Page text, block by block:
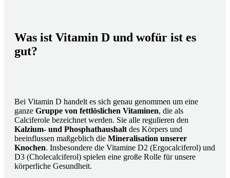
Was ist Vitamin D und wofür ist es
gut?
Bei Vitamin D handelt es sich genau genommen um eine
ganze Gruppe von fettlöslichen Vitaminen, die als
Calciferole bezeichnet werden. Sie alle regulieren den
Kalzium- und Phosphathaushalt des Körpers und
beeinflussen maßgeblich die Mineralisation unserer
Knochen. Insbesondere die Vitamine D2 (Ergocalciferol) und
D3 (Cholecalciferol) spielen eine große Rolle für unsere
körperliche Gesundheit.